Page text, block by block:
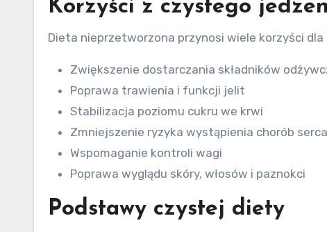
Korzyści z czystego
Dieta nieprzetworzona przynosi wiele korzyści
Zwiększenie dostarczania składników
Poprawa trawienia i funkcji jelit
Stabilizacja poziomu cukru we krwi
Zmniejszenie ryzyka wystąpienia chorób
Wspomaganie kontroli wagi
Poprawa wyglądu skóry, włosów i paznokci
Podstawy czystej diety